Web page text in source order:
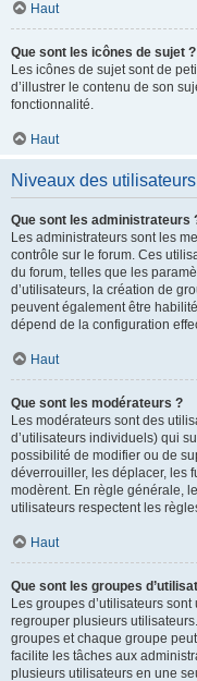
Haut
Que sont les icônes de sujet ?
Les icônes de sujet sont de
d’illustrer le contenu de son
fonctionnalité.
Haut
Niveaux des
Que sont les administrateurs
Les administrateurs sont les
contrôle sur le forum. Ces
du forum, telles que les
d’utilisateurs, la création de
peuvent également être
dépend de la configuration
Haut
Que sont les modérateurs ?
Les modérateurs sont des
d’utilisateurs individuels) qui
possibilité de modifier ou de
déverrouiller, les déplacer, les
modèrent. En règle générale,
utilisateurs respectent les
Haut
Que sont les groupes
Les groupes d’utilisateurs
regrouper plusieurs
groupes et chaque groupe
facilite les tâches aux
plusieurs utilisateurs en une